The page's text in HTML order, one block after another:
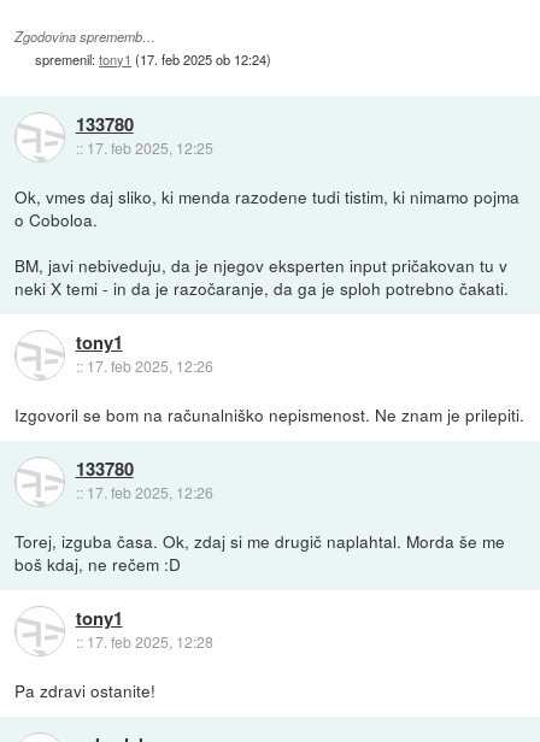
Zgodovina sprememb…
spremenil:tony1 (17. feb 2025 ob 12:24)
133780
:: 17. feb 2025, 12:25
Ok, vmes daj sliko, ki menda razodene tudi tistim, ki nimamo pojma
o Coboloa.
BM, javi nebiveduju, da je njegov eksperten input pričakovan tu v
neki X temi - in da je razočaranje, da ga je sploh potrebno čakati.
tony1
:: 17. feb 2025, 12:26
Izgovoril se bom na računalniško nepismenost. Ne znam je prilepiti.
133780
:: 17. feb 2025, 12:26
Torej, izguba časa. Ok, zdaj si me drugič naplahtal. Morda še me
boš kdaj, ne rečem :D
tony1
:: 17. feb 2025, 12:28
Pa zdravi ostanite!